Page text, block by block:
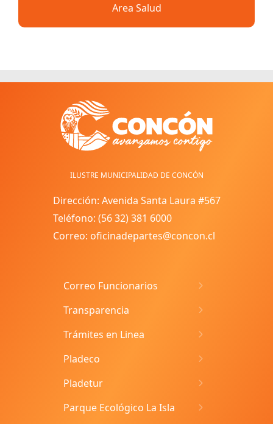
Area Salud
ILUSTRE MUNICIPALIDAD DE CONCÓN
Dirección: Avenida Santa Laura #567
Teléfono: (56 32) 381 6000
Correo: oficinadepartes@concon.cl
Correo Funcionarios
Transparencia
Trámites en Linea
Pladeco
Pladetur
Parque Ecológico La Isla